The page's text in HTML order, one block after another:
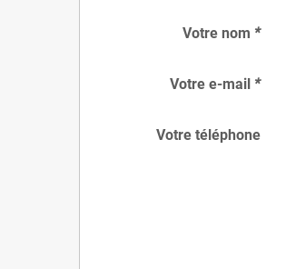
Votre nom *
Votre e-mail *
Votre téléphone